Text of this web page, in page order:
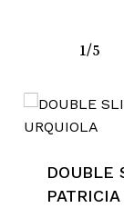
1/5
DOUBLE